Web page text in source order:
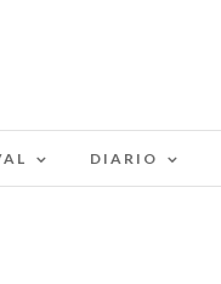
DIARIO